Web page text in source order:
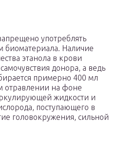
употреблять
биоматериала. Наличие
этанола в крови
донора, а ведь
примерно 400 мл
отравлении на фоне
жидкости и
поступающего в
головокружения, сильной